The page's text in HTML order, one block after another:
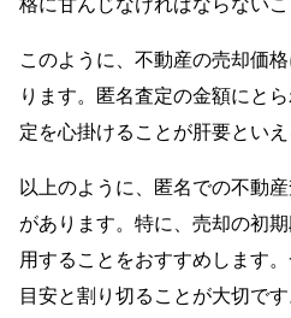
格に甘んじなければならないこ
このように、不動産の売却価
ります。匿名査定の金額にと
定を心掛けることが肝要といえ
以上のように、匿名での不動
があります。特に、売却の初
用することをおすすめします
目安と割り切ることが大切で